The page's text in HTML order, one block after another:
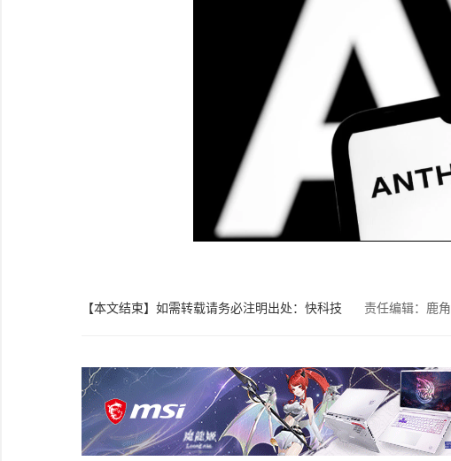
【本文结束】如需转载请务必注明出处：快科技 责任编辑：鹿角